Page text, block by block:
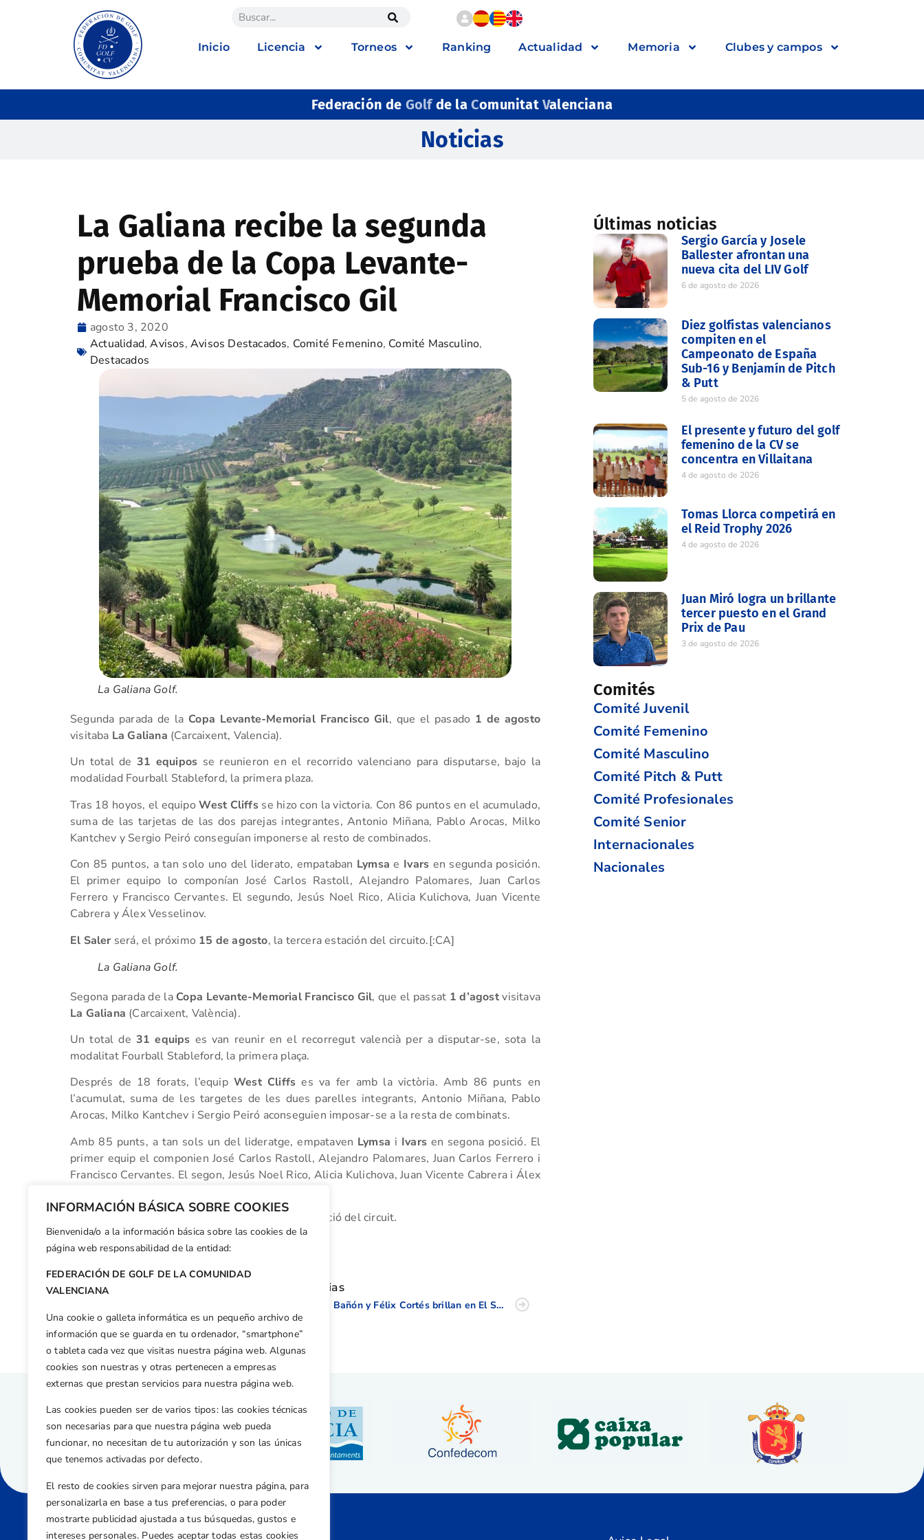
INFORMACIÓN BÁSICA SOBRE COOKIES
Bienvenida/o a la información básica sobre las cookies de la
página web responsabilidad de la entidad:
FEDERACIÓN DE GOLF DE LA COMUNIDAD
VALENCIANA
Una cookie o galleta informática es un pequeño archivo de
información que se guarda en tu ordenador, “smartphone”
o tableta cada vez que visitas nuestra página web. Algunas
cookies son nuestras y otras pertenecen a empresas
externas que prestan servicios para nuestra página web.
Las cookies pueden ser de varios tipos: las cookies técnicas
son necesarias para que nuestra página web pueda
funcionar, no necesitan de tu autorización y son las únicas
que tenemos activadas por defecto.
El resto de cookies sirven para mejorar nuestra página, para
personalizarla en base a tus preferencias, o para poder
mostrarte publicidad ajustada a tus búsquedas, gustos e
intereses personales. Puedes aceptar todas estas cookies
Inicio Licencia Torneos Ranking Actualidad Memoria Clubes y campos
Federación de Golfde la ComunitatValenciana
Noticias
La Galiana recibe la segunda
prueba de la Copa Levante-
Memorial Francisco Gil
agosto 3, 2020
Actualidad,Avisos,Avisos Destacados, Comité Femenino, Comité Masculino,
Destacados
La Galiana Golf.
Segunda parada de la Copa Levante-Memorial Francisco Gil, que el pasado 1 de agosto
visitaba La Galiana (Carcaixent, Valencia).
Un total de 31 equipos se reunieron en el recorrido valenciano para disputarse, bajo la
modalidad Fourball Stableford, la primera plaza.
Tras 18 hoyos, el equipoWest Cliffsse hizo con la victoria. Con 86 puntos en el acumulado,
suma de las tarjetas de las dos parejas integrantes, Antonio Miñana, Pablo Arocas, Milko
Kantchev y Sergio Peiró conseguían imponerse al resto de combinados.
Con 85 puntos, a tan solo uno del liderato, empataban Lymsa e Ivars en segunda posición.
El primer equipo lo componían José Carlos Rastoll, Alejandro Palomares, Juan Carlos
Ferrero y Francisco Cervantes. El segundo, Jesús Noel Rico, Alicia Kulichova, Juan Vicente
Cabrera y Álex Vesselinov.
El Saler será, el próximo 15 de agosto, la tercera estación del circuito.[:CA]
La Galiana Golf.
Segona parada de la Copa Levante-Memorial Francisco Gil, que el passat 1 d’agostvisitava
La Galiana (Carcaixent, València).
Un total de 31 equips es van reunir en el recorregut valencià per a disputar-se, sota la
modalitat Fourball Stableford, la primera plaça.
Després de 18 forats, l’equipWest Cliffs es va fer amb la victòria. Amb 86 punts en
l’acumulat, suma de les targetes de les dues parelles integrants, Antonio Miñana, Pablo
Arocas, Milko Kantchev i Sergio Peiró aconseguien imposar-se a la resta de combinats.
Amb 85 punts, a tan sols un del lideratge, empataven Lymsa i Ivars en segona posició. El
primer equip el componien José Carlos Rastoll, Alejandro Palomares, Juan Carlos Ferrero i
Francisco Cervantes. El segon, Jesús Noel Rico, Alicia Kulichova, Juan Vicente Cabrera i Álex
, la tercera estació del circuit.
Facebook
X WhatsApp
LinkedIn
Email
Otras noticias
Silvia Bañón y Félix Cortés brillan en El Saler
Últimas noticias
Sergio García y Josele
Ballester afrontan una
nueva cita del LIV Golf
6 de agosto de 2026
Diez golfistas valencianos
compiten en el
Campeonato de España
Sub-16 y Benjamín de Pitch
& Putt
5 de agosto de 2026
El presente y futuro del golf
femenino de la CV se
concentra en Villaitana
4 de agosto de 2026
Tomas Llorca competirá en
el Reid Trophy 2026
4 de agosto de 2026
Juan Miró logra un brillante
tercer puesto en el Grand
Prix de Pau
3 de agosto de 2026
Comités
Comité Juvenil
Comité Femenino
Comité Masculino
Comité Pitch & Putt
Comité Profesionales
Comité Senior
Internacionales
Nacionales